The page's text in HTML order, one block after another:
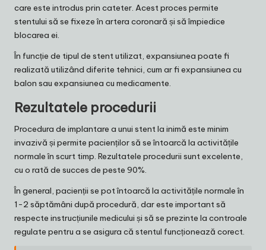
care este introdus prin cateter. Acest proces permite
stentului să se fixeze în artera coronară și să împiedice
blocarea ei.
În funcție de tipul de stent utilizat, expansiunea poate fi
realizată utilizând diferite tehnici, cum ar fi expansiunea cu
balon sau expansiunea cu medicamente.
Rezultatele procedurii
Procedura de implantare a unui stent la inimă este minim
invazivă și permite pacienților să se întoarcă la activitățile
normale în scurt timp. Rezultatele procedurii sunt excelente,
cu o rată de succes de peste 90%.
În general, pacienții se pot întoarcă la activitățile normale în
1-2 săptămâni după procedură, dar este important să
respecte instrucțiunile medicului și să se prezinte la controale
regulate pentru a se asigura că stentul funcționează corect.